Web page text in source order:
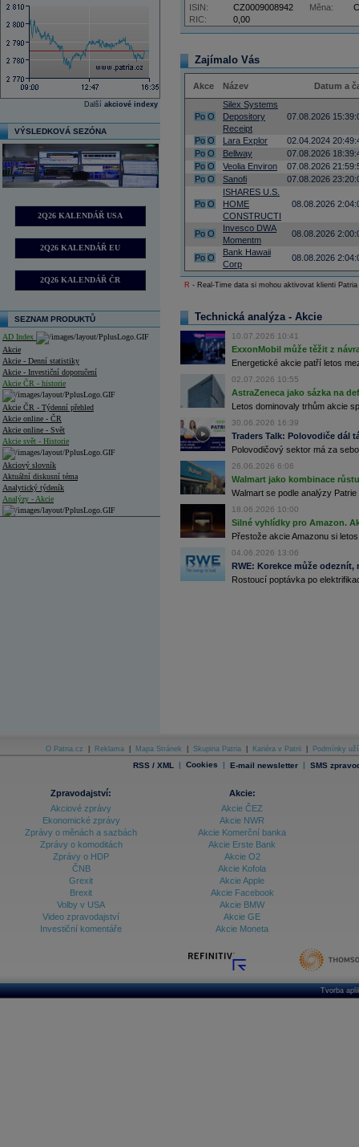
Další akciové indexy
VÝSLEDKOVÁ SEZÓNA
2Q26 KALENDÁŘ USA
2Q26 KALENDÁŘ EU
2Q26 KALENDÁŘ ČR
SEZNAM PRODUKTŮ
AD Index
Akcie
Akcie - Denní statistiky
Akcie - Investiční doporučení
Akcie ČR - historie
Akcie ČR - Týdenní přehled
Akcie online - ČR
Akcie online - Svět
Akcie svět - Historie
Akciový slovník
Aktuální diskusní téma
Analytický týdeník
Analýzy - Akcie
Archiv - Měsíční makroekonomické přehledy
Archiv - Vývoj české koruny
Archiv analýz - Makroukazatele
Ceny průmyslových výrobců - Data a prognózy
Ceny průmyslových výrobců - Graf (ČR)
Ceny průmyslových výrobců - Kalendář (ČR)
Ceny průmyslových výrobců - Zpravodajství
Databanka - Ceny
RIC: 0,00
ISIN: CZ0009008942 Měna:
Zajímalo Vás
Akce Název Datum a
Po O
Silex Systems
Depository
Receipt
07.08.2026
Po O Lara Explor
02.04.2024
Po O Bellway
07.08.2026
Po O Veolia Environ
07.08.2026
Po O Sanofi 07.08.2026
Po O
ISHARES U.S.
HOME
CONSTRUCTI
08.08.2026
Po O
Invesco DWA
Momentm
08.08.2026
Po O
Bank Hawaii
Corp
08.08.2026
R - Real-Time data si mohou aktivovat klienti
Technická analýza - Akcie
10.07.2026 10:41
ExxonMobil může těžit z
Energetické akcie patří letos
02.07.2026 10:55
AstraZeneca jako sázka na
Letos dominovaly trhům akcie
30.06.2026 16:39
Traders Talk: Polovodiče dál
Polovodičový sektor má za
26.06.2026 6:06
Walmart jako kombinace
Walmart se podle analýzy
18.06.2026 10:00
Silné vyhlídky pro Amazon.
Přestože akcie Amazonu si
04.06.2026 13:06
RWE: Korekce může
Rostoucí poptávka po
O Patria.cz Reklama Mapa Stránek Skupina Patria Kariéra v Patrii Podmínky
RSS / XML | Cookies | E-mail newsletter | SMS
Zpravodajství:
Akciové zprávy
Ekonomické zprávy
Zprávy o měnách a sazbách
Zprávy o komoditách
Zprávy o HDP
ČNB
Grexit
Brexit
Volby v USA
Video zpravodajství
Investiční komentáře
Akcie:
Akcie ČEZ
Akcie NWR
Akcie Komerční banka
Akcie Erste Bank
Akcie O2
Akcie Kofola
Akcie Apple
Akcie Facebook
Akcie BMW
Akcie GE
Akcie Moneta
Tvorba